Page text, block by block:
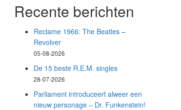
Recente berichten
Reclame 1966: The Beatles –
Revolver
05-08-2026
De 15 beste R.E.M. singles
28-07-2026
Parliament introduceert alweer een
nieuw personage – Dr. Funkenstein!